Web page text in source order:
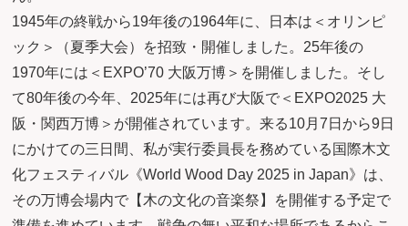
1945年の終戦から19年後の1964年に、日本は＜オリンピ
ック＞（夏季大会）を招致・開催しました。25年後の
1970年には＜EXPO’70 大阪万博＞を開催しました。そし
て80年後の今年、2025年には再び大阪で＜EXPO2025 大
阪・関西万博＞が開催されています。来る10月7日から9日
にかけての三日間、私が実行委員長を務めている国際木文
化フェスティバル《World Wood Day 2025 in Japan》は、
その万博会場内で【木の文化の音楽祭】を開催する予定で